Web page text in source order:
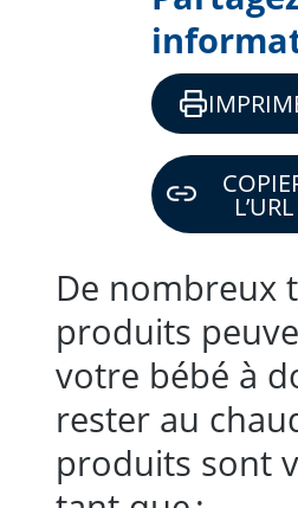
De nombreux
produits
votre bébé à
rester au
produits sont
L’URL